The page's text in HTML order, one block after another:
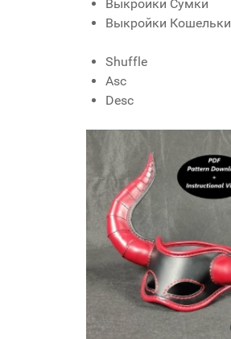
Выкройки Сумки
Выкройки Кошельки
Shuffle
Asc
Desc